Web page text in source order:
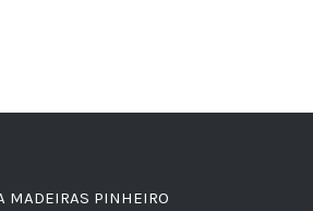
MADEIRAS PINHEIRO